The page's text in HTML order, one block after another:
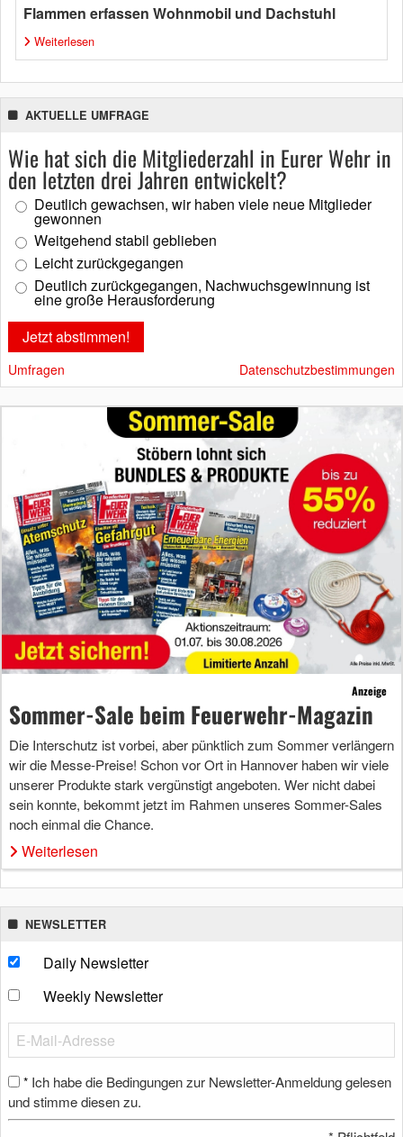
Flammen erfassen Wohnmobil und Dachstuhl
Weiterlesen
AKTUELLE UMFRAGE
Wie hat sich die Mitgliederzahl in Eurer Wehr in
den letzten drei Jahren entwickelt?
Deutlich gewachsen, wir haben viele neue Mitglieder
gewonnen
Weitgehend stabil geblieben
Leicht zurückgegangen
Deutlich zurückgegangen, Nachwuchsgewinnung ist
eine große Herausforderung
Umfragen Datenschutzbestimmungen
Anzeige
Sommer-Sale beim Feuerwehr-Magazin
Die Interschutz ist vorbei, aber pünktlich zum Sommer verlängern
wir die Messe-Preise! Schon vor Ort in Hannover haben wir viele
unserer Produkte stark vergünstigt angeboten. Wer nicht dabei
sein konnte, bekommt jetzt im Rahmen unseres Sommer-Sales
noch einmal die Chance.
Weiterlesen
NEWSLETTER
Daily Newsletter
Weekly Newsletter
* Ich habe die Bedingungen zur Newsletter-Anmeldung gelesen
und stimme diesen zu.